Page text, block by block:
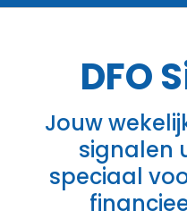
DFO
Jouw
signalen
speciaal